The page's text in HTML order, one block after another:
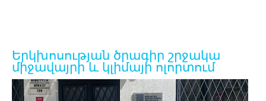
Երկխոսության ծրագիր շրջակա
միջավայրի և կլիմայի ոլորտում